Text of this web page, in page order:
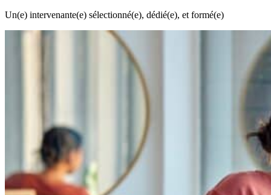
Un(e) intervenante(e) sélectionné(e), dédié(e), et formé(e)